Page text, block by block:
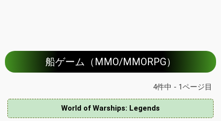
船ゲーム（MMO/MMORPG）
4件中 - 1ページ目
World of Warships: Legends